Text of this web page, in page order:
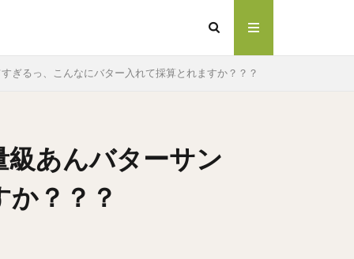
ぎるっ、こんなにバター入れて採算とれますか？？？
級あんバターサン
？？？